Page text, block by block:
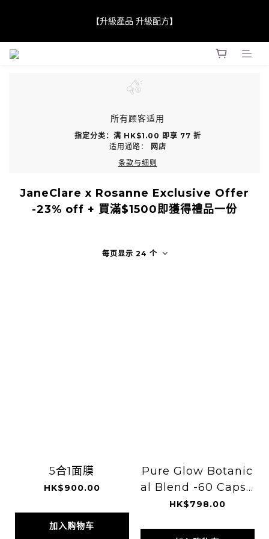
Award 勇奪金獎】
【JaneClare 康膚薈在iida Award Milan 2024 Professional
所有顾客适用
指定分类：满 HK$1.00 即享 77 折
适用通路：
网店
条款与细则
JaneClare x Rosanne Exclusive Offer
-23% off + 買滿$1500即獲得禮品一份
每页显示 24 个
5合1面膜
HK$900.00
加入购物车
Pure Glow Botanic
al Blend -60 Capsu
les
HK$798.00